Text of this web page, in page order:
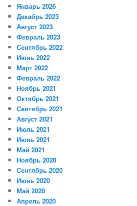
Январь 2026
Декабрь 2023
Август 2023
Февраль 2023
Сентябрь 2022
Июнь 2022
Март 2022
Февраль 2022
Ноябрь 2021
Октябрь 2021
Сентябрь 2021
Август 2021
Июль 2021
Июнь 2021
Май 2021
Ноябрь 2020
Сентябрь 2020
Июнь 2020
Май 2020
Апрель 2020